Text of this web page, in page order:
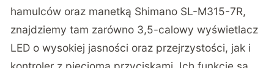
hamulców oraz manetką Shimano SL-M315-7R,
znajdziemy tam zarówno 3,5-calowy wyświetlacz
LED o wysokiej jasności oraz przejrzystości, jak i